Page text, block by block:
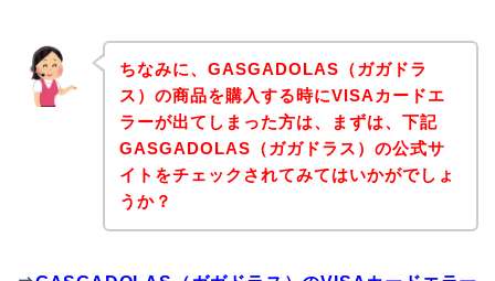
ちなみに、GASGADOLAS（ガガドラ
ス）の商品を購入する時にVISAカードエ
ラーが出てしまった方は、まずは、下記
GASGADOLAS（ガガドラス）の公式サ
イトをチェックされてみてはいかがでしょ
うか？